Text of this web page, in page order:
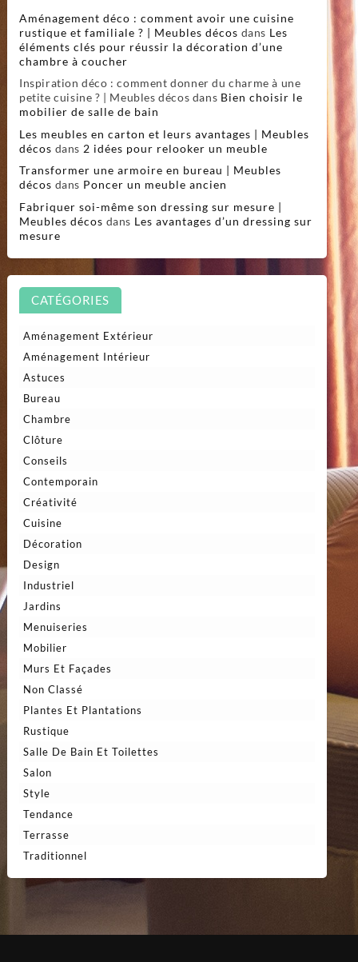
Aménagement déco : comment avoir une cuisine
rustique et familiale ? | Meubles décos dans Les
éléments clés pour réussir la décoration d’une
chambre à coucher
Inspiration déco : comment donner du charme à une
petite cuisine ? | Meubles décos dans Bien choisir le
mobilier de salle de bain
Les meubles en carton et leurs avantages | Meubles
décos dans 2 idées pour relooker un meuble
Transformer une armoire en bureau | Meubles
décos dans Poncer un meuble ancien
Fabriquer soi-même son dressing sur mesure |
Meubles décos dans Les avantages d’un dressing sur
mesure
CATÉGORIES
Aménagement Extérieur
Aménagement Intérieur
Astuces
Bureau
Chambre
Clôture
Conseils
Contemporain
Créativité
Cuisine
Décoration
Design
Industriel
Jardins
Menuiseries
Mobilier
Murs Et Façades
Non Classé
Plantes Et Plantations
Rustique
Salle De Bain Et Toilettes
Salon
Style
Tendance
Terrasse
Traditionnel